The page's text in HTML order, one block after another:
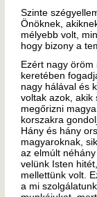
Szinte
Önöknek,
mélyebb volt,
hogy bizony a
Ezért nagy
keretében
nagy hálával és
voltak azok, akik
megőrizni
korszakra
Hány és hány
magyaroknak,
az elmúlt
velünk Isten
mellettünk volt.
a mi